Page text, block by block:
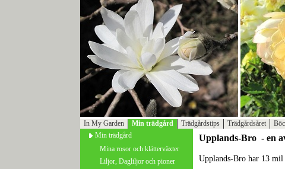
In My Garden Min trädgård Trädgårdstips Trädgårdsåret
Min trädgård
Mina rosor och klätterväxter
Liljor, Dagliljor och pioner
Upplands-Bro - en
Upplands-Bro har 13 mil